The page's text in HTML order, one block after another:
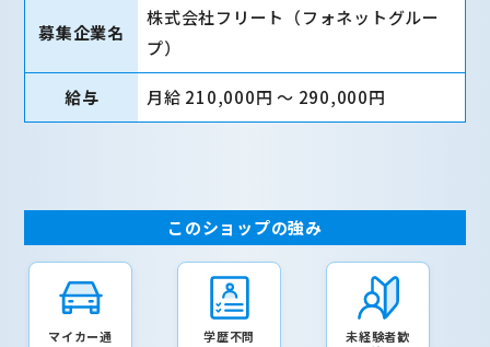
募集企業名
株式会社フリート（フォネットグルー
プ）
給与 月給 210,000円 〜 290,000円
このショップの強み
マイカー通
学歴不問
未経験者歓